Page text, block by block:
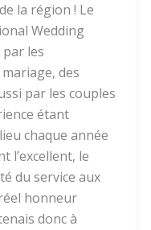
la région ! Le
Wedding
les
des
par les couples
étant
chaque année
l’excellent, le
du service aux
honneur
donc à